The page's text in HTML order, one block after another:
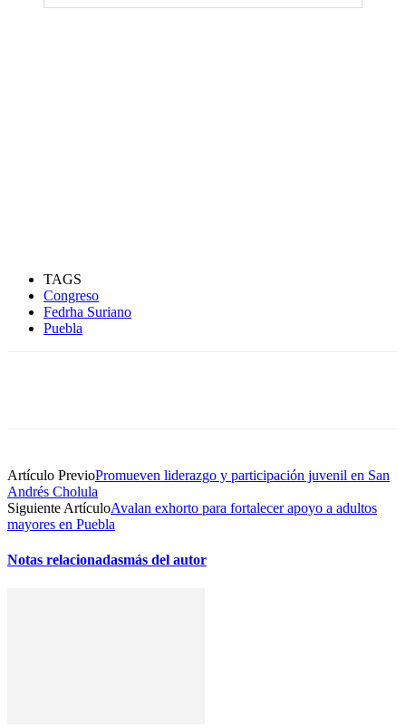
TAGS
Congreso
Fedrha Suriano
Puebla
Artículo PrevioPromueven liderazgo y participación juvenil en San
Andrés Cholula
Siguiente ArtículoAvalan exhorto para fortalecer apoyo a adultos
mayores en Puebla
Notas relacionadasmás del autor